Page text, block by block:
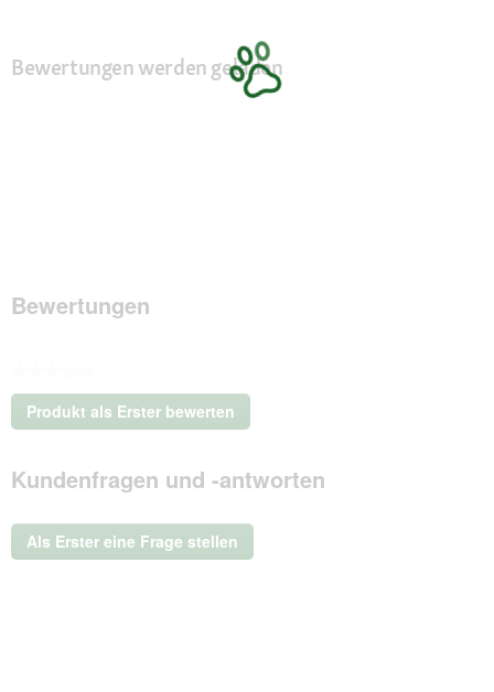
Bewertungen werden geladen
Bewertungen
Kein
Beurteilungswert
Produkt als Erster bewerten
.
dieser
Aktion
ein
modales
Kundenfragen und -antworten
Als Erster eine Frage stellen